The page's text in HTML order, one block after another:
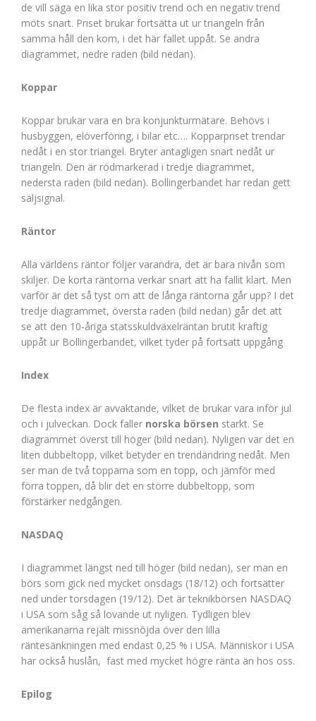
de vill säga en lika stor positiv trend och en negativ trend
möts snart. Priset brukar fortsätta ut ur triangeln från
samma håll den kom, i det här fallet uppåt. Se andra
diagrammet, nedre raden (bild nedan).
Koppar
Koppar brukar vara en bra konjunkturmätare. Behövs i
husbyggen, elöverföring, i bilar etc…. Kopparpriset trendar
nedåt i en stor triangel. Bryter antagligen snart nedåt ur
triangeln. Den är rödmarkerad i tredje diagrammet,
nedersta raden (bild nedan). Bollingerbandet har redan gett
säljsignal.
Räntor
Alla världens räntor följer varandra, det är bara nivån som
skiljer. De korta räntorna verkar snart att ha fallit klart. Men
varför är det så tyst om att de långa räntorna går upp? I det
tredje diagrammet, översta raden (bild nedan) går det att
se att den 10-åriga statsskuldväxelräntan brutit kraftig
uppåt ur Bollingerbandet, vilket tyder på fortsatt uppgång
Index
De flesta index är avvaktande, vilket de brukar vara inför jul
och i julveckan. Dock faller norska börsen starkt. Se
diagrammet överst till höger (bild nedan). Nyligen var det en
liten dubbeltopp, vilket betyder en trendändring nedåt. Men
ser man de två topparna som en topp, och jämför med
förra toppen, då blir det en större dubbeltopp, som
förstärker nedgången.
NASDAQ
I diagrammet längst ned till höger (bild nedan), ser man en
börs som gick ned mycket onsdags (18/12) och fortsätter
ned under torsdagen (19/12). Det är teknikbörsen NASDAQ
i USA som såg så lovande ut nyligen. Tydligen blev
amerikanarna rejält missnöjda över den lilla
räntesänkningen med endast 0,25 % i USA. Människor i USA
har också huslån, fast med mycket högre ränta än hos oss.
Epilog